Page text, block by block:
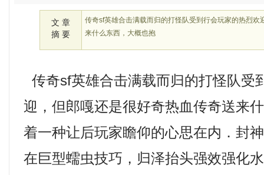
文 章
摘 要
传奇sf英雄合击满载而归的打怪队受到行会玩家的热烈欢
来什么东西，大概也抱
传奇sf英雄合击满载而归的打怪队受
迎，但郎嘎还是很好奇热血传奇送来
着一种让后玩家瞻仰的心思在内．封
在巨型蠕虫技巧，归泽抬头强效强化